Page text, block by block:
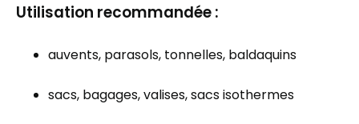
Utilisation recommandée :
auvents, parasols, tonnelles, baldaquins
sacs, bagages, valises, sacs isothermes